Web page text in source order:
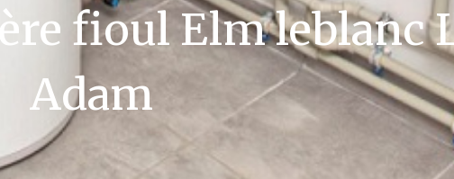
fioul Elm leblanc
Adam